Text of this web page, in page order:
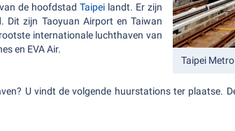
Taipei
de hoofdstadTaipei landt. Er zijn
zijn Taoyuan Airport en Taiwan
internationale luchthaven van
en EVA Air.
U vindt de volgende huurstations ter plaatse.